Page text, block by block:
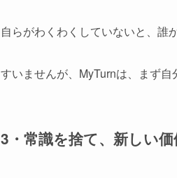
自らがわくわくしていないと、誰
すいませんが、MyTurnは、まず自
3・常識を捨て、新しい価